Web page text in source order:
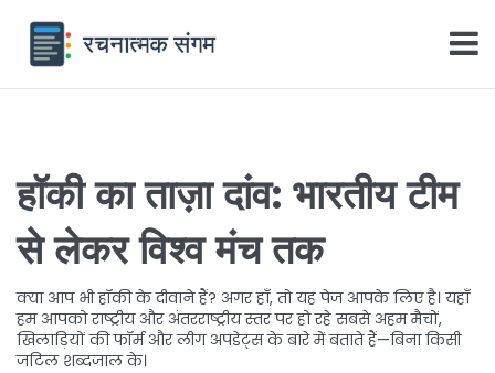
हॉकी का ताज़ा दांव: भारतीय टीम
से लेकर विश्व मंच तक
क्या आप भी हॉकी के दीवाने हैं? अगर हाँ, तो यह पेज आपके लिए है। यहाँ
हम आपको राष्ट्रीय और अंतरराष्ट्रीय स्तर पर हो रहे सबसे अहम मैचों,
खिलाड़ियों की फॉर्म और लीग अपडेट्स के बारे में बताते हैं—बिना किसी
जटिल शब्दजाल के।